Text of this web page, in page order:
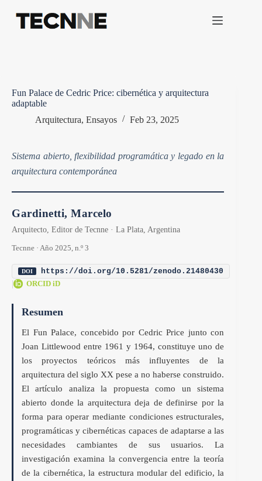
contenido
Fun Palace de Cedric Price: cibernética y arquitectura
adaptable
Arquitectura, Ensayos Feb 23, 2025
Sistema abierto, flexibilidad programática y legado en la
arquitectura contemporánea
Gardinetti, Marcelo
Arquitecto, Editor de Tecnne · La Plata, Argentina
Tecnne · Año 2025, n.º 3
DOI https://doi.org/10.5281/zenodo.21480430
| ORCID iD
Resumen
El Fun Palace, concebido por Cedric Price junto con
Joan Littlewood entre 1961 y 1964, constituye uno de
los proyectos teóricos más influyentes de la
arquitectura del siglo XX pese a no haberse construido.
El artículo analiza la propuesta como un sistema
abierto donde la arquitectura deja de definirse por la
forma para operar mediante condiciones estructurales,
programáticas y cibernéticas capaces de adaptarse a las
necesidades cambiantes de sus usuarios. La
investigación examina la convergencia entre la teoría
de la cibernética, la estructura modular del edificio, la